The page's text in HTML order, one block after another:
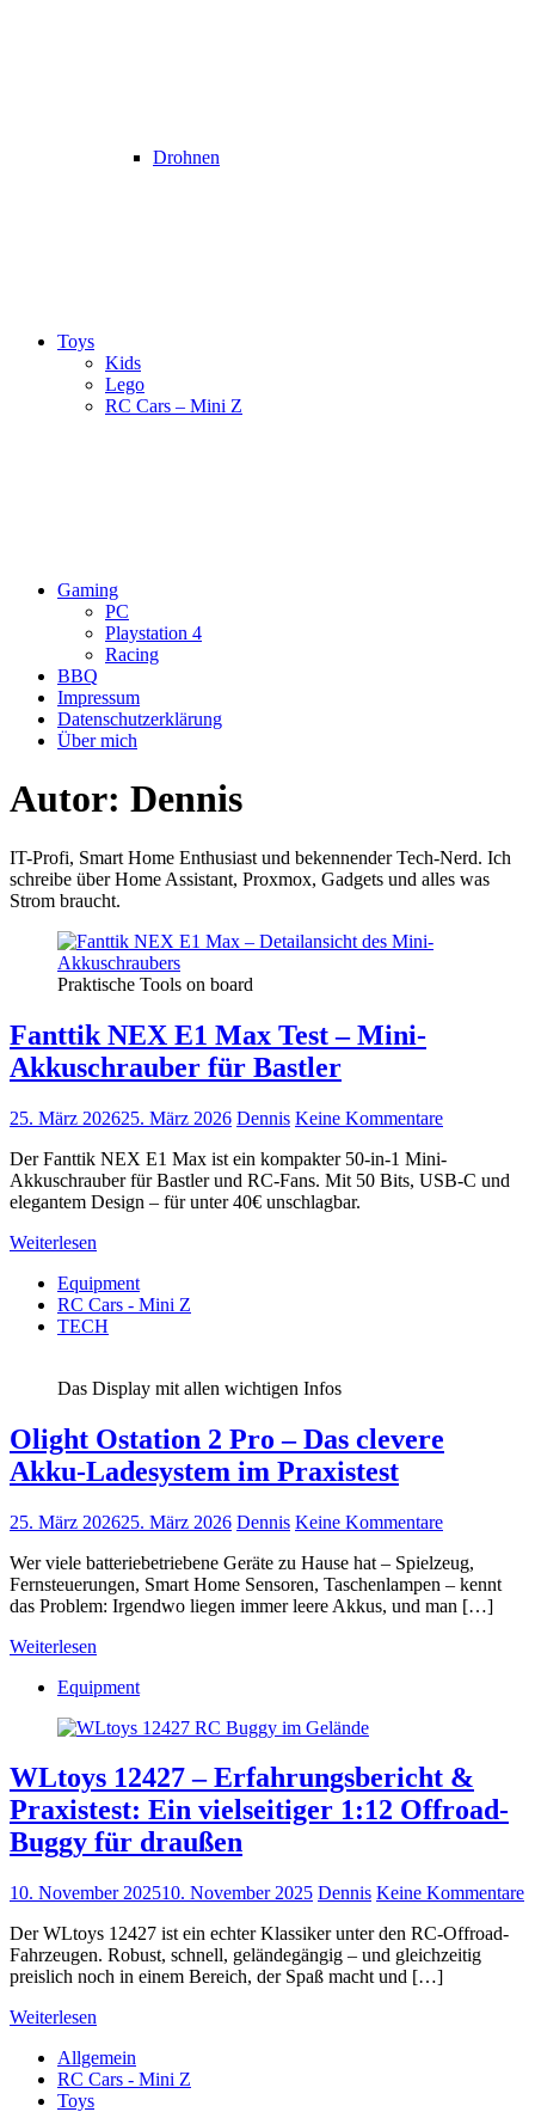
Drohnen
Toys
Kids
Lego
RC Cars – Mini Z
Gaming
PC
Playstation 4
Racing
BBQ
Impressum
Datenschutzerklärung
Über mich
Autor: Dennis
IT-Profi, Smart Home Enthusiast und bekennender Tech-Nerd. Ich
schreibe über Home Assistant, Proxmox, Gadgets und alles was
Strom braucht.
Praktische Tools on board
Fanttik NEX E1 Max Test – Mini-
Akkuschrauber für Bastler
25. März 202625. März 2026 Dennis Keine Kommentare
Der Fanttik NEX E1 Max ist ein kompakter 50-in-1 Mini-
Akkuschrauber für Bastler und RC-Fans. Mit 50 Bits, USB-C und
elegantem Design – für unter 40€ unschlagbar.
Weiterlesen
Equipment
RC Cars - Mini Z
TECH
Das Display mit allen wichtigen Infos
Olight Ostation 2 Pro – Das clevere
Akku-Ladesystem im Praxistest
25. März 202625. März 2026 Dennis Keine Kommentare
Wer viele batteriebetriebene Geräte zu Hause hat – Spielzeug,
Fernsteuerungen, Smart Home Sensoren, Taschenlampen – kennt
das Problem: Irgendwo liegen immer leere Akkus, und man […]
Weiterlesen
Equipment
WLtoys 12427 – Erfahrungsbericht &
Praxistest: Ein vielseitiger 1:12 Offroad-
Buggy für draußen
10. November 202510. November 2025 Dennis Keine Kommentare
Der WLtoys 12427 ist ein echter Klassiker unter den RC-Offroad-
Fahrzeugen. Robust, schnell, geländegängig – und gleichzeitig
preislich noch in einem Bereich, der Spaß macht und […]
Weiterlesen
Allgemein
RC Cars - Mini Z
Toys